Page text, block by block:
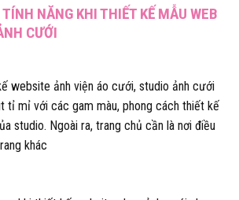
NĂNG KHI THIẾT KẾ MẪU WEB
CƯỚI
website ảnh viện áo cưới, studio ảnh cưới
tỉ mỉ với các gam màu, phong cách thiết kế
studio. Ngoài ra, trang chủ cần là nơi điều
khác